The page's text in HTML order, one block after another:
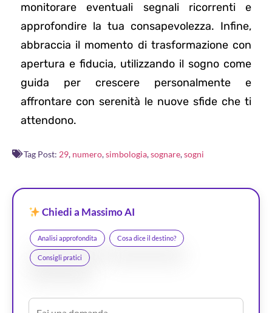
monitorare eventuali segnali ricorrenti e
approfondire la tua consapevolezza. Infine,
abbraccia il momento di trasformazione con
apertura e fiducia, utilizzando il sogno come
guida per crescere personalmente e
affrontare con serenità le nuove sfide che ti
attendono.
Tag Post: 29, numero,simbologia,sognare,sogni
Chiedi a Massimo AI
Analisi approfondita Cosa dice il destino?
Consigli pratici